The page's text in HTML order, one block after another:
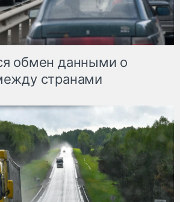
обмен данными о
странами